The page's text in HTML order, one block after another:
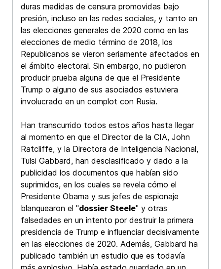
duras medidas de censura promovidas bajo
presión, incluso en las redes sociales, y tanto en
las elecciones generales de 2020 como en las
elecciones de medio término de 2018, los
Republicanos se vieron seriamente afectados en
el ámbito electoral. Sin embargo, no pudieron
producir prueba alguna de que el Presidente
Trump o alguno de sus asociados estuviera
involucrado en un complot con Rusia.
Han transcurrido todos estos años hasta llegar
al momento en que el Director de la CIA, John
Ratcliffe, y la Directora de Inteligencia Nacional,
Tulsi Gabbard, han desclasificado y dado a la
publicidad los documentos que habían sido
suprimidos, en los cuales se revela cómo el
Presidente Obama y sus jefes de espionaje
blanquearon el "dossier Steele" y otras
falsedades en un intento por destruir la primera
presidencia de Trump e influenciar decisivamente
en las elecciones de 2020. Además, Gabbard ha
publicado también un estudio que es todavía